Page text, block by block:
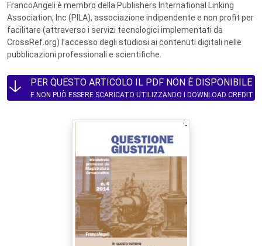
FrancoAngeli è membro della Publishers International Linking
Association, Inc (PILA), associazione indipendente e non profit per
facilitare (attraverso i servizi tecnologici implementati da
CrossRef.org) l’accesso degli studiosi ai contenuti digitali nelle
pubblicazioni professionali e scientifiche.
PER QUESTO ARTICOLO IL PDF NON È DISPONIBILE
E NON PUÒ ESSERE SCARICATO UTILIZZANDO I DOWNLOAD CREDIT